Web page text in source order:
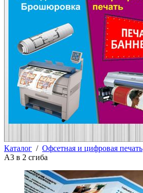
Каталог / Офсетная и цифровая печать
А3 в 2 сгиба